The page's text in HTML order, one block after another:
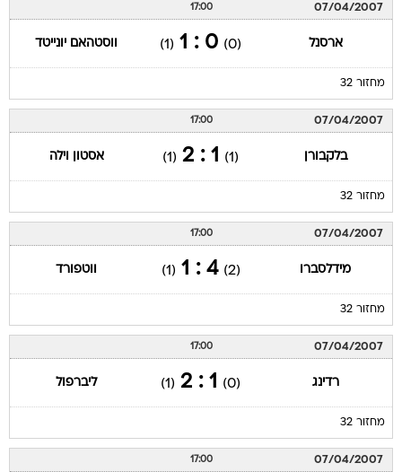
07/04/2007
17:00
ארסנל (0)
0 : 1
(1) ווסטהאם יונייטד
מחזור 32
07/04/2007
17:00
בלקבורן (1)
1 : 2
(1) אסטון וילה
מחזור 32
07/04/2007
17:00
מידלסברו (2)
4 : 1
(1) ווטפורד
מחזור 32
07/04/2007
17:00
רדינג (0)
1 : 2
(1) ליברפול
מחזור 32
07/04/2007
17:00